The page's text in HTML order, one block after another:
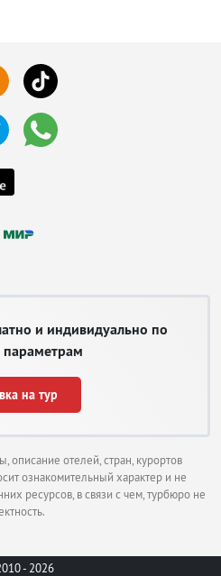
и индивидуально по
на тур
описание отелей, стран, курортов
ознакомительный характер и не
ресурсов, в связи с чем, турбюро не
- 2026